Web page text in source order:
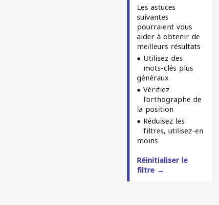
Les astuces
suivantes
pourraient vous
aider à obtenir de
meilleurs résultats
Utilisez des
mots-clés plus
généraux
Vérifiez
l'orthographe de
la position
Réduisez les
filtres, utilisez-en
moins
Réinitialiser le
filtre →